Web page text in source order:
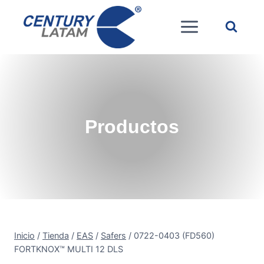
contenido
Productos
Inicio / Tienda / EAS / Safers / 0722-0403 (FD560)
FORTKNOX™ MULTI 12 DLS